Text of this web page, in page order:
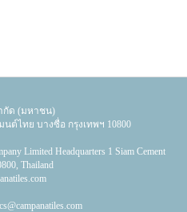
กัด (มหาชน)
ต์ไทย บางซื่อ กรุงเทพฯ 10800
Limited Headquarters 1 Siam Cement
Thailand